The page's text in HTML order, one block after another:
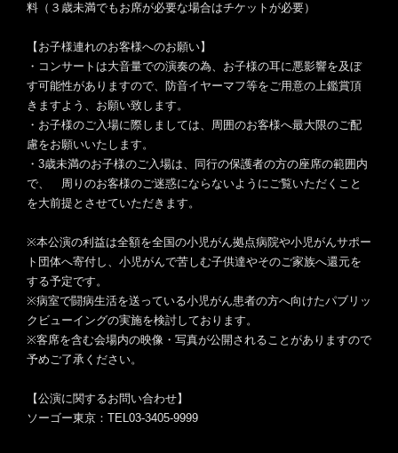
料（３歳未満でもお席が必要な場合はチケットが必要）
【お子様連れのお客様へのお願い】
・コンサートは大音量での演奏の為、 お子様の耳に悪影響を及ぼ
す可能性がありますので、 防音イヤーマフ等をご用意の上鑑賞頂
きますよう、 お願い致します。
・お子様のご入場に際しましては、
周囲のお客様へ最大限のご配
慮をお願いいたします。
・3歳未満のお子様のご入場は、 同行の保護者の方の座席の範囲内
で、 周りのお客様のご迷惑にならないようにご覧いただくこと
を大前提 とさせていただきます。
※本公演の利益は全額を全国の小児がん拠点病院や小児がんサポー
ト 団体へ寄付し、 小児がんで苦しむ子供達やそのご家族へ還元を
する予定です。
※病室で闘病生活を送っている小児がん患者の方へ向けたパブリッ
ク ビューイングの実施を検討しております。
※客席を含む会場内の映像・ 写真が公開されることがありますので
予めご了承ください。
【公演に関するお問い合わせ】
ソーゴー東京：TEL03-3405-9999